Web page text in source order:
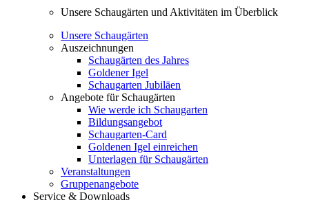
Unsere Schaugärten und Aktivitäten im Überblick
Unsere Schaugärten
Auszeichnungen
Schaugärten des Jahres
Goldener Igel
Schaugarten Jubiläen
Angebote für Schaugärten
Wie werde ich Schaugarten
Bildungsangebot
Schaugarten-Card
Goldenen Igel einreichen
Unterlagen für Schaugärten
Veranstaltungen
Gruppenangebote
Service & Downloads